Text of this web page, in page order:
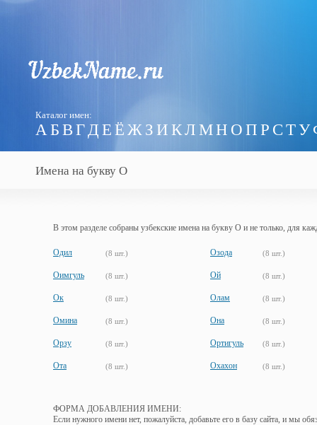
Каталог имен:
АБ ВГД Е Ё Ж З И КЛ МН О П Р С ТУ
Имена на букву О
В этом разделе собраны узбекские имена на букву О и не только, для
Одил (8 шт.) Озода (8 шт.)
Оимгуль (8 шт.) Ой (8 шт.)
Ок (8 шт.) Олам (8 шт.)
Омина (8 шт.) Она (8 шт.)
Орзу (8 шт.) Ортигуль (8 шт.)
Ота (8 шт.) Охахон (8 шт.)
ФОРМА ДОБАВЛЕНИЯ ИМЕНИ:
Если нужного имени нет, пожалуйста, добавьте его в базу сайта, и мы